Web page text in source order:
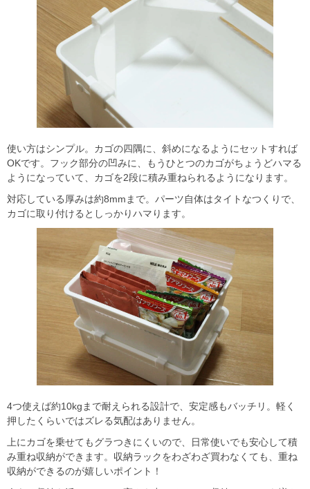
使い方はシンプル。カゴの四隅に、斜めになるようにセットすれば
OKです。フック部分の凹みに、もうひとつのカゴがちょうどハマる
ようになっていて、カゴを2段に積み重ねられるようになります。
対応している厚みは約8mmまで。パーツ自体はタイトなつくりで、
カゴに取り付けるとしっかりハマります。
4つ使えば約10kgまで耐えられる設計で、安定感もバッチリ。軽く
押したくらいではズレる気配はありません。
上にカゴを乗せてもグラつきにくいので、日常使いでも安心して積
み重ね収納ができます。収納ラックをわざわざ買わなくても、重ね
収納ができるのが嬉しいポイント！